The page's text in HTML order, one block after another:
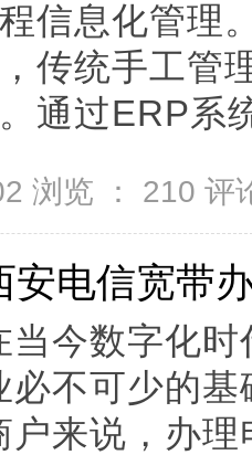
信息化管理
传统手工管
通过ERP系
浏览 ： 210 评
安电信宽带
当今数字化
必不可少的
户来说，办